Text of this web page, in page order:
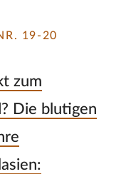
19-20
zum
Die blutigen